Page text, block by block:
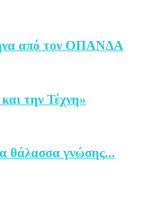
από τον ΟΠΑΝΔΑ
την Τέχνη»
θάλασσα γνώσης...